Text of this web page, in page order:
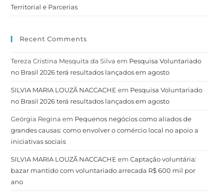
Territorial e Parcerias
Recent Comments
Tereza Cristina Mesquita da Silva em Pesquisa Voluntariado
no Brasil 2026 terá resultados lançados em agosto
SILVIA MARIA LOUZÃ NACCACHE em Pesquisa Voluntariado
no Brasil 2026 terá resultados lançados em agosto
Geórgia Regina em Pequenos negócios como aliados de
grandes causas: como envolver o comércio local no apoio a
iniciativas sociais
SILVIA MARIA LOUZÃ NACCACHE emCaptação voluntária:
bazar mantido com voluntariado arrecada R$ 600 mil por
ano